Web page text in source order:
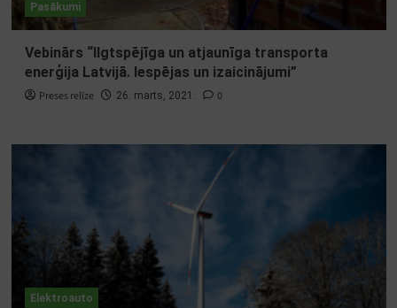
Pasākumi
Vebinārs “Ilgtspējīga un atjaunīga transporta
enerģija Latvijā. Iespējas un izaicinājumi”
Preses relīze 26. marts, 2021. 0
Elektroauto